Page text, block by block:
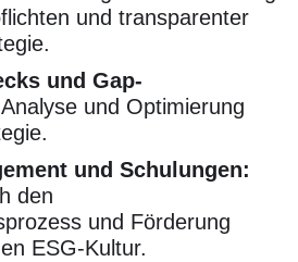
und transparenter
und Gap-
Analyse und Optimierung
und Schulungen:
den
und Förderung
ESG-Kultur.